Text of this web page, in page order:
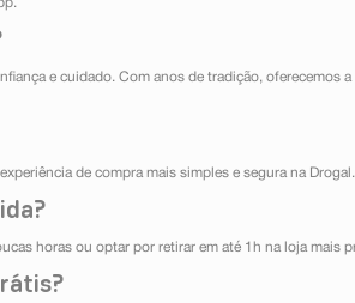
e cuidado. Com anos de tradição, oferecemos
de compra mais simples e segura na Drogal.
horas ou optar por retirar em até 1h na loja mais